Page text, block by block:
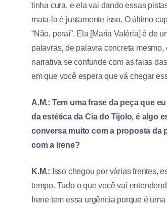
tinha cura, e ela vai dando essas
mata-la é justamente isso. O último
“Não, peraí”. Ela [Maria Valéria] é de
palavras, de palavra concreta
narrativa se confunde com as falas
em que você espera que vá chegar
A.M.: Tem uma frase da peça que
da estética da Cia do Tijolo, é algo
conversa muito com a proposta da
com a Irene?
K.M.: Isso chegou por várias frentes,
tempo. Tudo o que você vai
Irene tem essa urgência porque é